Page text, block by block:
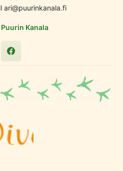
ari@puurinkanala.fi
Puurin Kanala